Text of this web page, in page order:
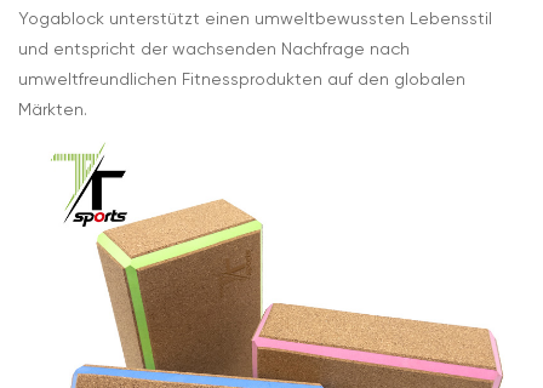
Yogablock unterstützt einen umweltbewussten Lebensstil
und entspricht der wachsenden Nachfrage nach
umweltfreundlichen Fitnessprodukten auf den globalen
Märkten.